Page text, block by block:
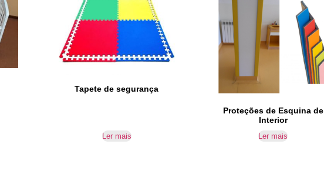
Tapete de segurança
Ler mais
Proteções de Esquina de
Interior
Ler mais